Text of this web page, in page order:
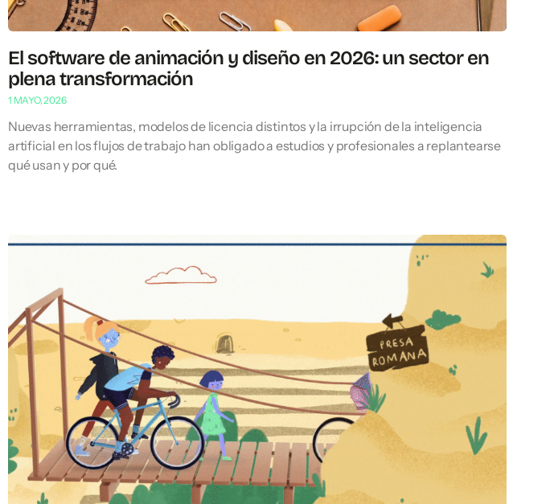
El software de animación y diseño en 2026: un sector en
plena transformación
1 MAYO, 2026
Nuevas herramientas, modelos de licencia distintos y la irrupción de la inteligencia
artificial en los flujos de trabajo han obligado a estudios y profesionales a replantearse
qué usan y por qué.